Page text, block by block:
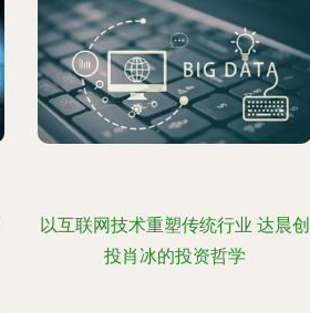
以互联网技术重塑传统行业 达晨创
投肖冰的投资哲学